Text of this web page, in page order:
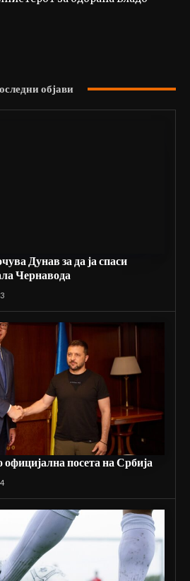
објави
Дунав за да ја спаси
Чернавода
официјална посета на Србија